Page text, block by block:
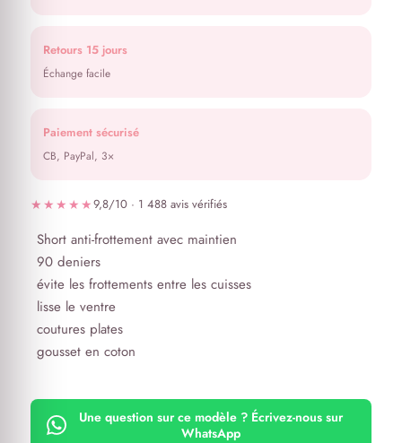
★★★★★9,8/10 · 1 488 avis vérifiés
Short anti-frottement avec maintien
90 deniers
évite les frottements entre les cuisses
lisse le ventre
coutures plates
gousset en coton
Retours 15 jours
Échange facile
Paiement sécurisé
CB, PayPal, 3×
Une question sur ce modèle ? Écrivez-nous sur
WhatsApp